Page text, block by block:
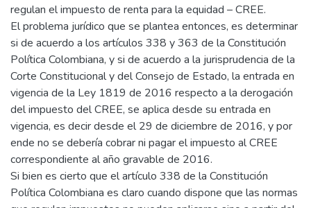
regulan el impuesto de renta para la equidad – CREE.
El problema jurídico que se plantea entonces, es determinar
si de acuerdo a los artículos 338 y 363 de la Constitución
Política Colombiana, y si de acuerdo a la jurisprudencia de la
Corte Constitucional y del Consejo de Estado, la entrada en
vigencia de la Ley 1819 de 2016 respecto a la derogación
del impuesto del CREE, se aplica desde su entrada en
vigencia, es decir desde el 29 de diciembre de 2016, y por
ende no se debería cobrar ni pagar el impuesto al CREE
correspondiente al año gravable de 2016.
Si bien es cierto que el artículo 338 de la Constitución
Política Colombiana es claro cuando dispone que las normas